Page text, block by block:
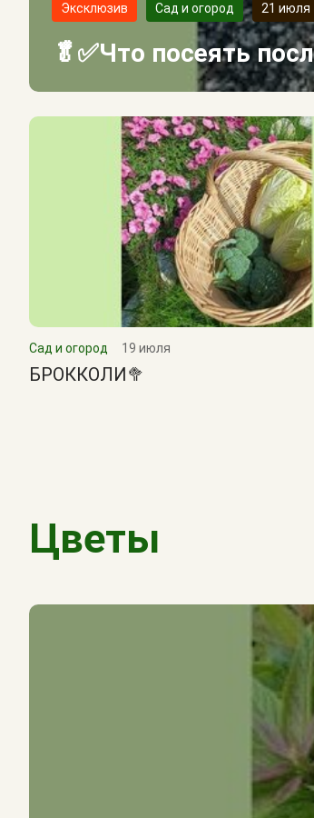
Эксклюзив Сад и огород 21 июля
🥬✅Что посеять
Сад и огород 19 июля
БРОККОЛИ🥦
Цветы